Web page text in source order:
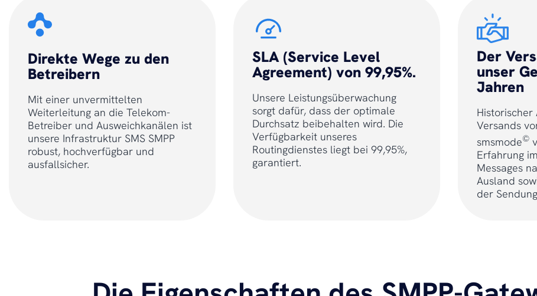
Direkte Wege zu den
Betreibern
Mit einer unvermittelten
Weiterleitung an die Telekom-
Betreiber und Ausweichkanälen ist
unsere Infrastruktur SMS SMPP
robust, hochverfügbar und
ausfallsicher.
SLA (Service Level
Agreement) von 99,95%.
Unsere Leistungsüberwachung
sorgt dafür, dass der optimale
Durchsatz beibehalten wird. Die
Verfügbarkeit unseres
Routingdienstes liegt bei 99,95%,
garantiert.
Der
unser
Jahren
Historischer
Versands
smsmode©
Erfahrung
Messages
Ausland
der